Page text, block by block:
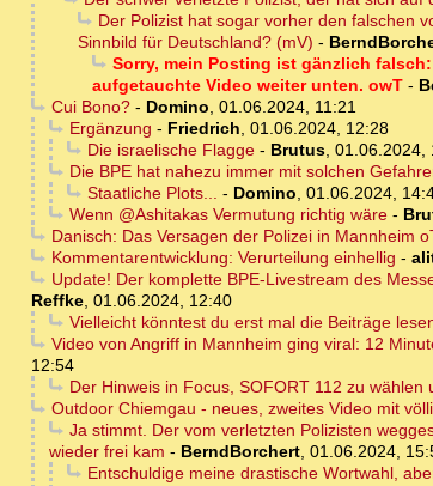
Der Polizist hat sogar vorher den falschen
Sinnbild für Deutschland? (mV) -
Sorry, mein Posting ist gänzlich
aufgetauchte Video weiter unten. owT -
Cui Bono?- Domino, 01.06.2024, 11:21
Ergänzung - Friedrich, 01.06.2024, 12:28
Die israelische Flagge- Brutus, 01.06.2024,
Die BPE hat nahezu immer mit solchen
Staatliche Plots... - Domino, 01.06.2024,
Wenn @Ashitakas Vermutung richtig wäre-
Danisch: Das Versagen der Polizei in Mannheim
Kommentarentwicklung: Verurteilung einhellig -
Update! Der komplette BPE-Livestream des
Reffke, 01.06.2024, 12:40
Vielleicht könntest du erst mal die Beiträge
Video von Angriff in Mannheim ging viral: 12
12:54
Der Hinweis in Focus, SOFORT 112 zu
Outdoor Chiemgau - neues, zweites Video mit
Ja stimmt. Der vom verletzten Polizisten
wieder frei kam - BerndBorchert, 01.06.2024,
Entschuldige meine drastische Wortwahl,